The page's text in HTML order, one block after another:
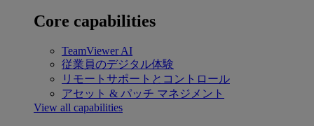
Core capabilities
TeamViewer AI
従業員のデジタル体験
リモートサポートとコントロール
アセット & パッチ マネジメント
View all capabilities